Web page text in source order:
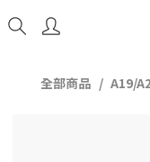
全部商品 A19/